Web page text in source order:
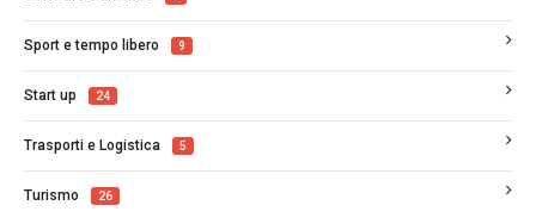
Sport e tempo libero 9
Start up 24
Trasporti e Logistica 5
Turismo 26